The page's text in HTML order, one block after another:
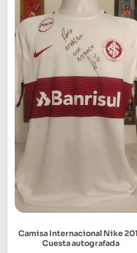
Camisa Internacional Nike
Cuesta autografada